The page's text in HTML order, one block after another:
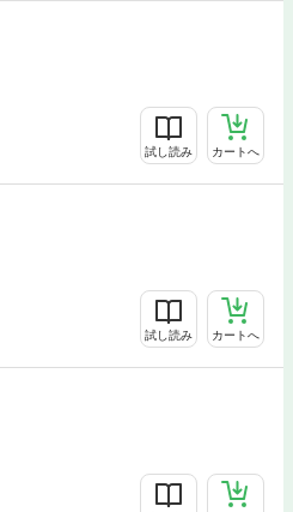
試し読み カートへ
試し読み カートへ